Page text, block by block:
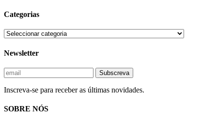
Categorias
Newsletter
Inscreva-se para receber as últimas novidades.
SOBRE NÓS